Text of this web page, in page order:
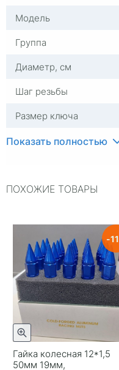
Модель
Группа
Диаметр, см
Шаг резьбы
Размер ключа
Общая длина
Гарантия
Материал
Диаметр, мм
Показать полностью
ПОХОЖИЕ ТОВАРЫ
Гайка колесная 12*1,5
50мм 19мм,
11